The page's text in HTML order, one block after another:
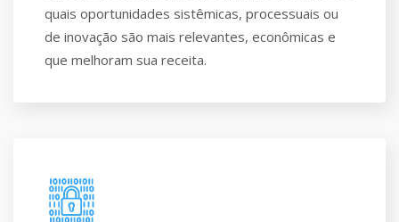
quais oportunidades sistêmicas, processuais ou
de inovação são mais relevantes, econômicas e
que melhoram sua receita​.